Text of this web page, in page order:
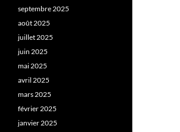
septembre 2025
août 2025
juillet 2025
juin 2025
mai 2025
avril 2025
mars 2025
février 2025
janvier 2025